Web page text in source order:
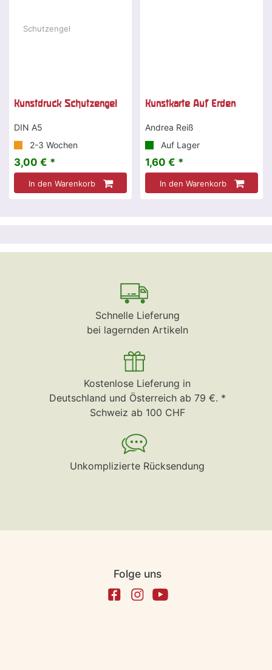
Kunstdruck Schutzengel
DIN A5
2-3 Wochen
3,00 € *
In den Warenkorb
Kunstkarte Auf Erden
Andrea Reiß
Auf Lager
1,60 € *
In den Warenkorb
Schnelle Lieferung
bei lagernden Artikeln
Kostenlose Lieferung in
Deutschland und Österreich ab 79 €. *
Schweiz ab 100 CHF
Unkomplizierte Rücksendung
Folge uns